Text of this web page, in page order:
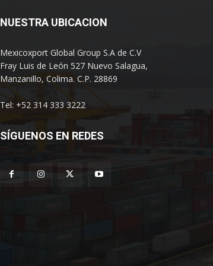
NUESTRA UBICACION
Mexicoxport Global Group S.A de C.V
Fray Luis de León 527 Nuevo Salagua,
Manzanillo, Colima. C.P. 28869
Tel: +52 314 333 3222
SÍGUENOS EN REDES